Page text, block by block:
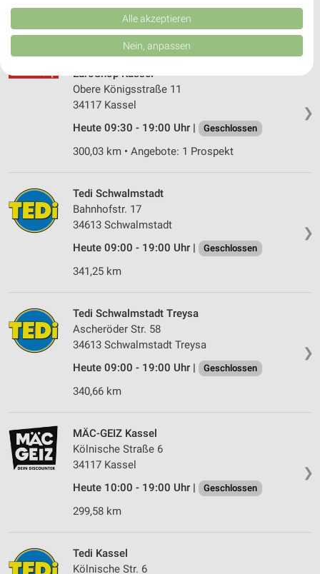
Heute 09:00 - 20:00 Uhr | Schließt in 25 Min.
300,44 km
❯
EuroShop Kassel
Obere Königsstraße 11
34117 Kassel
Heute 09:30 - 19:00 Uhr |
Geschlossen
300,03 km • Angebote: 1 Prospekt
❯
Tedi Schwalmstadt
Bahnhofstr. 17
34613 Schwalmstadt
Heute 09:00 - 19:00 Uhr |
Geschlossen
341,25 km
❯
Tedi Schwalmstadt Treysa
Ascheröder Str. 58
34613 Schwalmstadt Treysa
Heute 09:00 - 19:00 Uhr |
Geschlossen
340,66 km
❯
MÄC-GEIZ Kassel
Kölnische Straße 6
34117 Kassel
Heute 10:00 - 19:00 Uhr |
Geschlossen
299,58 km
Tedi Kassel
Kölnische Str. 6
Kombinationen von Daten aus verschiedenen Quellen. Entwicklung und
Verbesserung der Angebote. Verwendung reduzierter Daten zur Auswahl
von Inhalten.
Daten können außerhalb der Europäischen Union weitergegeben und in die
Website/App.
Partnerliste anzeigen (1 IAB-Anbieter)
IAB-Verarbeitungszwecke:
Speichern von oder Zugriff auf Informationen
Verwendung reduzierter Daten zur Auswahl von
Werbeanzeigen
Erstellung von Profilen für personalisierte
Verwendung von Profilen zur Auswahl
Erstellung von Profilen zur Personalisierung
von Inhalten
Verwendung von Profilen zur Auswahl
personalisierter Inhalte
Messung der Performance von Inhalten
Analyse von Zielgruppen durch Statistiken oder
Entwicklung und Verbesserung der Angebote
Verwendung reduzierter Daten zur Auswahl von
Inhalten
Alle akzeptieren
Nein, anpassen